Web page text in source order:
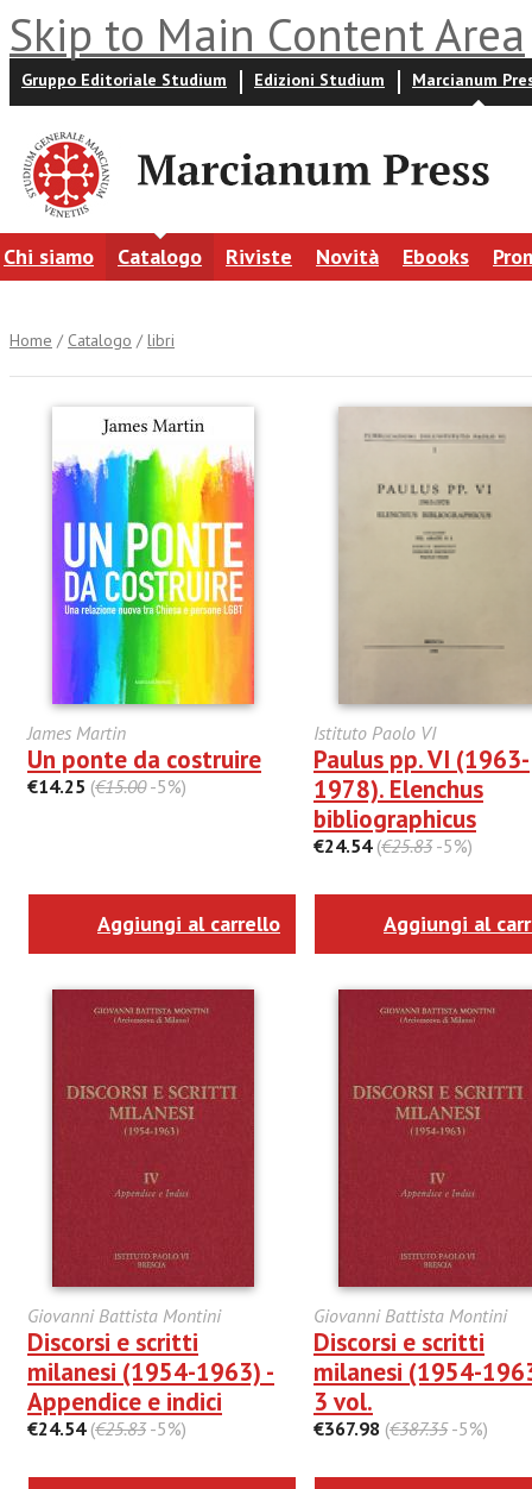
Skip to Main Content Area
Gruppo Editoriale Studium Edizioni Studium Marcianum
Chi siamo Catalogo Riviste Novità Ebooks
Home / Catalogo / libri
James Martin
Un ponte da costruire
€14.25 (€15.00-5%)
Aggiungi al carrello
Istituto Paolo VI
Paulus pp. VI (1963-
1978). Elenchus
bibliographicus
€24.54 (€25.83 -5%)
Aggiungi al
Giovanni Battista Montini
Discorsi e scritti
milanesi (1954-1963) -
Appendice e indici
€24.54 (€25.83 -5%)
Giovanni Battista Montini
Discorsi e scritti
milanesi (1954-
3 vol.
€367.98 (€387.35-5%)